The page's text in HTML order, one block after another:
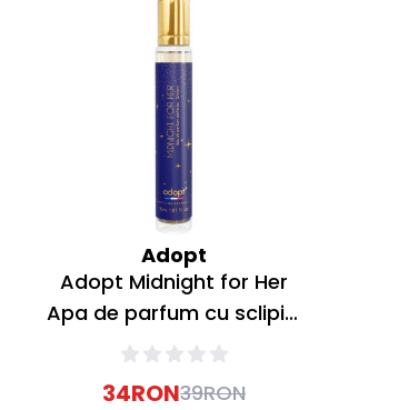
Adopt
Adopt Midnight for Her
Apa de parfum cu sclipici
30ml
34RON39RON